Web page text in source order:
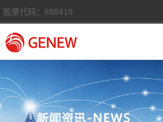
股票代码：688418